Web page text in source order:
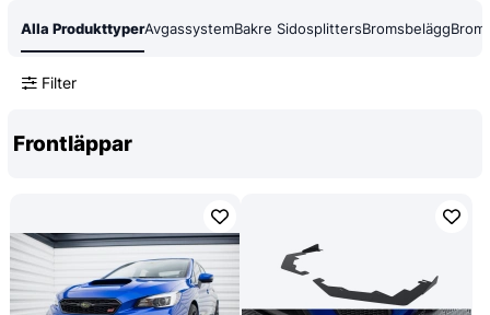
Alla ProdukttyperAvgassystemBakre SidosplittersBromsbelägg
Filter
Frontläppar